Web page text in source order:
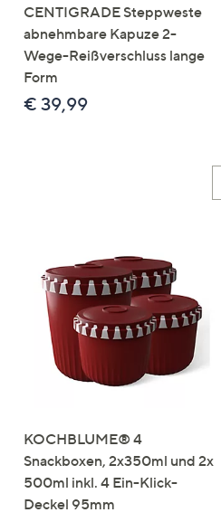
CENTIGRADE Steppweste
abnehmbare Kapuze 2-
Wege-Reißverschluss lange
Form
€ 39,99
KOCHBLUME® 4
Snackboxen, 2x350ml und 2x
500ml inkl. 4 Ein-Klick-
Deckel 95mm